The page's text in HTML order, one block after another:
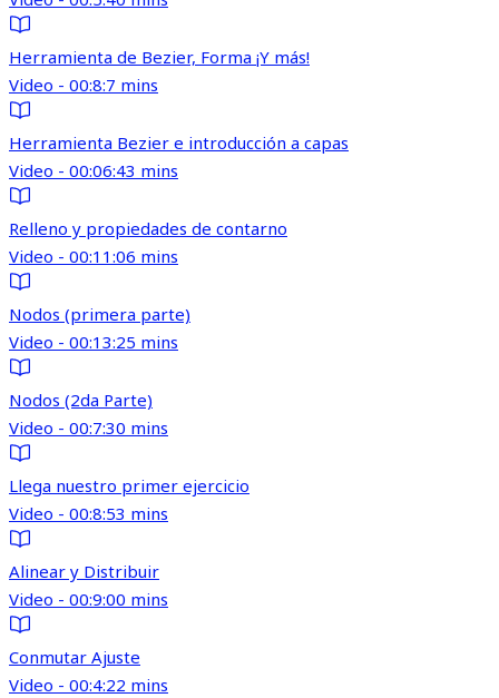
Herramienta de Bezier, Forma ¡Y más!
Video - 00:8:7 mins
Herramienta Bezier e introducción a capas
Video - 00:06:43 mins
Relleno y propiedades de contarno
Video - 00:11:06 mins
Nodos (primera parte)
Video - 00:13:25 mins
Nodos (2da Parte)
Video - 00:7:30 mins
Llega nuestro primer ejercicio
Video - 00:8:53 mins
Alinear y Distribuir
Video - 00:9:00 mins
Conmutar Ajuste
Video - 00:4:22 mins